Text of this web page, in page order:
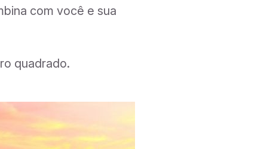
com você e sua
quadrado.